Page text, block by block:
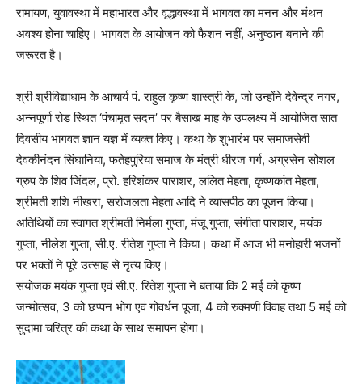
रामायण, युवावस्था में महाभारत और वृद्धावस्था में भागवत का मनन और मंथन
अवश्य होना चाहिए। भागवत के आयोजन को फैशन नहीं, अनुष्ठान बनाने की
जरूरत है।
श्री श्रीविद्याधाम के आचार्य पं. राहुल कृष्ण शास्त्री के, जो उन्होंने देवेन्द्र नगर,
अन्नपूर्णा रोड स्थित ‘पंचामृत सदन’ पर बैसाख माह के उपलक्ष्य में आयोजित सात
दिवसीय भागवत ज्ञान यज्ञ में व्यक्त किए। कथा के शुभारंभ पर समाजसेवी
देवकीनंदन सिंघानिया, फतेहपुरिया समाज के मंत्री धीरज गर्ग, अग्रसेन सोशल
ग्रुप के शिव जिंदल, प्रो. हरिशंकर पाराशर, ललित मेहता, कृष्णकांत मेहता,
श्रीमती शशि नीखरा, सरोजलता मेहता आदि ने व्यासपीठ का पूजन किया।
अतिथियों का स्वागत श्रीमती निर्मला गुप्ता, मंजू गुप्ता, संगीता पाराशर, मयंक
गुप्ता, नीलेश गुप्ता, सी.ए. रीतेश गुप्ता ने किया। कथा में आज भी मनोहारी भजनों
पर भक्तों ने पूरे उत्साह से नृत्य किए।
संयोजक मयंक गुप्ता एवं सी.ए. रितेश गुप्ता ने बताया कि 2 मई को कृष्ण
जन्मोत्सव, 3 को छप्पन भोग एवं गोवर्धन पूजा, 4 को रुक्मणी विवाह तथा 5 मई को
सुदामा चरित्र की कथा के साथ समापन होगा।